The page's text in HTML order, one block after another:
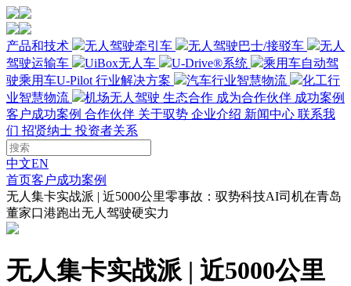
产品和技术 无人驾驶牵引车 无人驾驶巴士/接驳车
无人
驾驶运输车
UiBox无人车 U-Drive®系统
乘用车自动驾
驶乘用车U-Pilot 行业解决方案 汽车行业智慧物流
化工行
业智慧物流
机场无人驾驶 生态合作 成为合作伙伴 成功案例
客户成功案例 合作伙伴 关于驭势 企业介绍 新闻中心 联系我
们 招贤纳士 投资者关系
中文EN
首页客户成功案例
无人集卡实战派 | 近5000公里零事故：驭势科技AI司机在青岛
董家口港跑出无人驾驶硬实力
无人集卡实战派 | 近5000公里